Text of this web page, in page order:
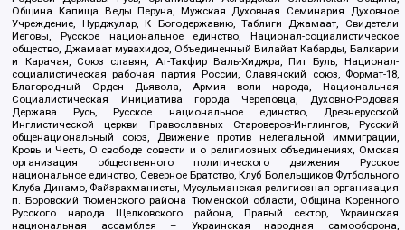
Община Капища Веды Перуна, Мужская Духовная Семинария Духовное
Учреждение, Нурджулар, К Богодержавию, Таблиги Джамаат, Свидетели
Иеговы, Русское национальное единство, Национал-социалистическое
общество, Джамаат мувахидов, Объединенный Вилайат Кабарды, Балкарии
и Карачая, Союз славян, Ат-Такфир Валь-Хиджра, Пит Буль, Национал-
социалистическая рабочая партия России, Славянский союз, Формат-18,
Благородный Орден Дьявола, Армия воли народа, Национальная
Социалистическая Инициатива города Череповца, Духовно-Родовая
Держава Русь, Русское национальное единство, Древнерусской
Инглистической церкви Православных Староверов-Инглингов, Русский
общенациональный союз, Движение против нелегальной иммиграции,
Кровь и Честь, О свободе совести и о религиозных объединениях, Омская
организация общественного политического движения Русское
национальное единство, Северное Братство, Клуб Болельщиков Футбольного
Клуба Динамо, Файзрахманисты, Мусульманская религиозная организация
п. Боровский Тюменского района Тюменской области, Община Коренного
Русского народа Щелковского района, Правый сектор, Украинская
национальная ассамблея – Украинская народная самооборона,